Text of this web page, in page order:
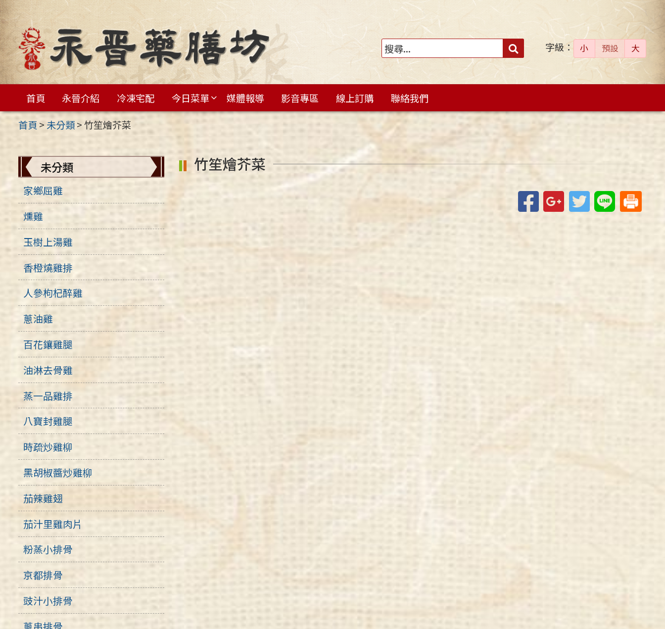
跳
至
主
要
內
區
搜
尋：
送出 字級： 小 預設 大
首頁 永晉介紹 冷凍宅配 今日菜單 媒體報導 影音專區 線上訂購
聯絡我們
首頁 > 未分類>竹笙燴芥菜
未分類
家鄉屈雞
燻雞
玉樹上湯雞
香橙燒雞排
人參枸杞醉雞
蔥油雞
百花鑲雞腿
油淋去骨雞
蒸一品雞排
八寶封雞腿
時疏炒雞柳
黑胡椒醬炒雞柳
茄辣雞翅
茄汁里雞肉片
粉蒸小排骨
京都排骨
豉汁小排骨
竹笙燴芥菜
FacebookGoogle+TwitterLine